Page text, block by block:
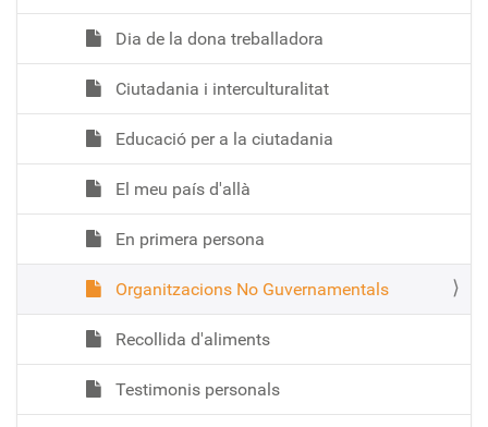
Dia de la dona treballadora
Ciutadania i interculturalitat
Educació per a la ciutadania
El meu país d'allà
En primera persona
Organitzacions No Guvernamentals
Recollida d'aliments
Testimonis personals